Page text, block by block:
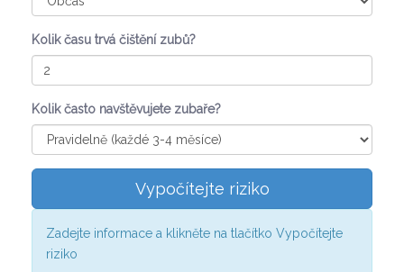
Kolik času trvá čištění zubů?
Kolik často navštěvujete zubaře?
Vypočítejte riziko
Zadejte informace a klikněte na tlačítko Vypočítejte
riziko